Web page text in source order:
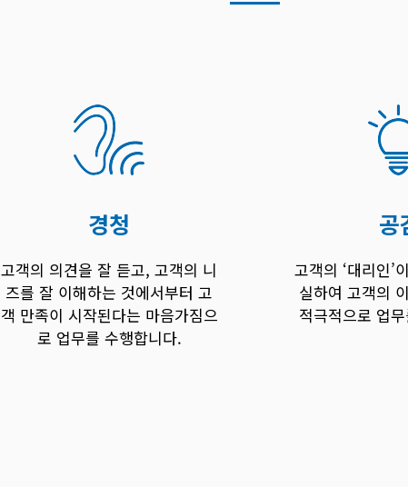
경청
고객의 의견을 잘 듣고, 고객의 니
즈를 잘 이해하는 것에서부터 고
객 만족이 시작된다는 마음가짐으
로 업무를 수행합니다.
공
고객의 ‘대리인’
실하여 고객의
적극적으로 업